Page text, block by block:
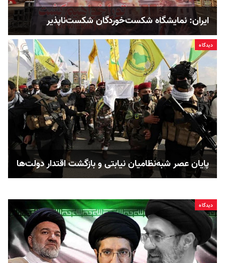
ایران: نمایشگاه شکست‌خوردگان شکست‌ناپذیر
دیدگاه
پایان عصر شبه‌نظامیان نیابتی و بازگشت اقتدار دولت‌ها
دیدگاه